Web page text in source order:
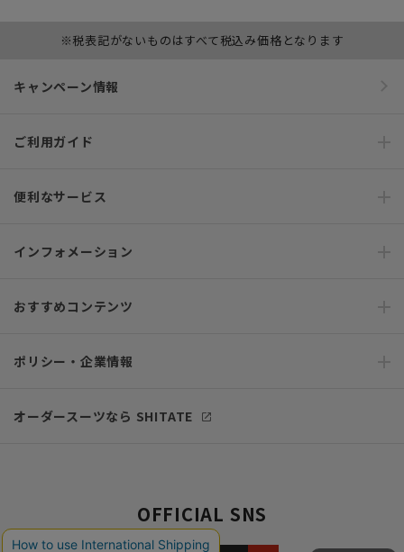
※税表記がないものはすべて税込み価格となります
キャンペーン情報
ご利用ガイド
便利なサービス
インフォメーション
おすすめコンテンツ
ポリシー・企業情報
オーダースーツなら SHITATE
OFFICIAL SNS